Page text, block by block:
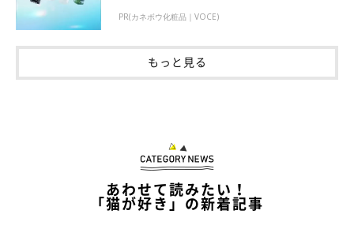
PR(カネボウ化粧品｜VOCE)
もっと見る
あわせて読みたい！
「猫が好き」の新着記事